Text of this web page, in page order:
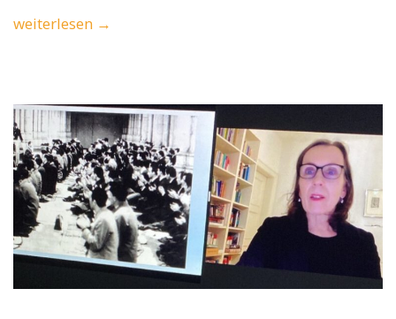
weiterlesen →